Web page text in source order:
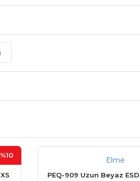
%10
Elme
PEQ-909 Uzun Beyaz